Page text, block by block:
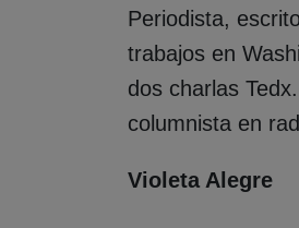
Periodista,
trabajos en
dos charlas
columnista en
Violeta Alegre